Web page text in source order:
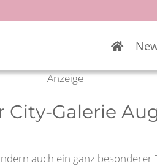
Anzeige
City-Galerie
auch ein ganz